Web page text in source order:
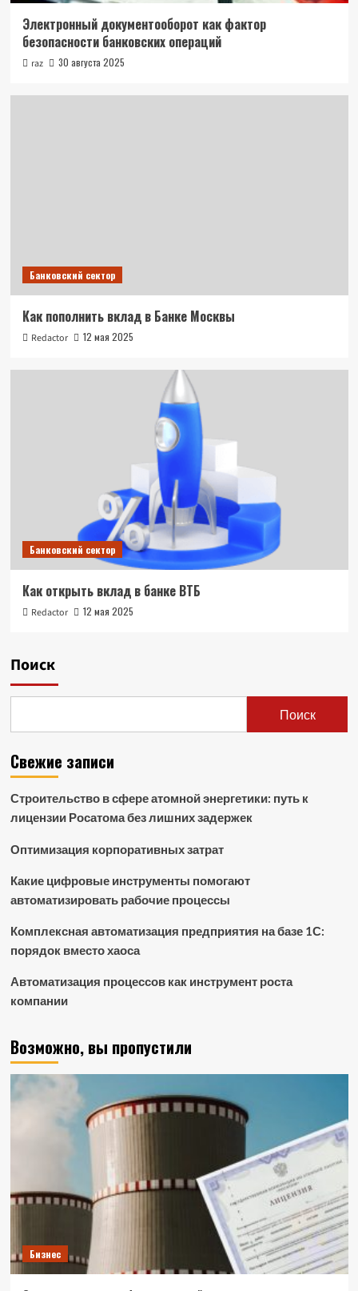
Электронный документооборот как фактор
безопасности банковских операций
raz 30 августа 2025
Банковский сектор
Как пополнить вклад в Банке Москвы
Redactor 12 мая 2025
Банковский сектор
Как открыть вклад в банке ВТБ
Redactor 12 мая 2025
Поиск
Поиск
Свежие записи
Строительство в сфере атомной энергетики: путь к
лицензии Росатома без лишних задержек
Оптимизация корпоративных затрат
Какие цифровые инструменты помогают
автоматизировать рабочие процессы
Комплексная автоматизация предприятия на базе 1С:
порядок вместо хаоса
Автоматизация процессов как инструмент роста
компании
Возможно, вы пропустили
Бизнес